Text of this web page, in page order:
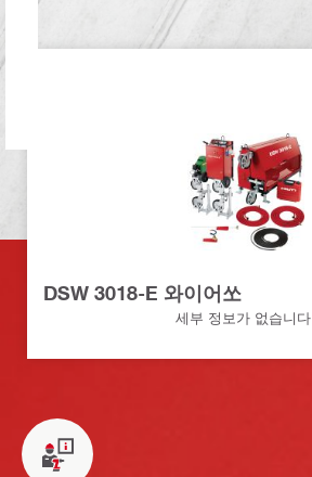
DSW 3018-E 와이어쏘
세부 정보가 없습니다